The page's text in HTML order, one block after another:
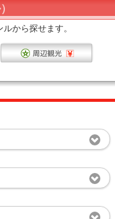
から探せます。